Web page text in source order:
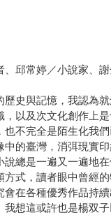
、邱常婷／小說家、
歷史與記憶，我認為
，以及次文化創作上
也不完全是陌生化我
中的臺灣，消弭現實
說總是一遍又一遍地
方式，讀者眼中曾經
在各種優秀作品持續
我想這或許也是楊双